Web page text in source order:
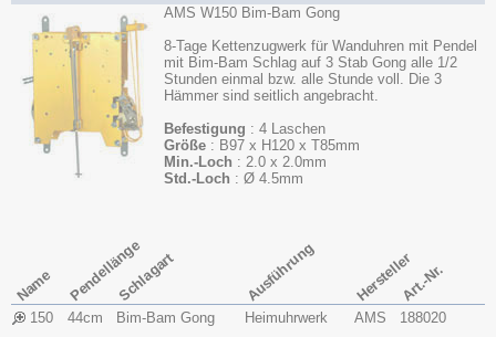
AMS W150 Bim-Bam Gong
8-Tage Kettenzugwerk für Wanduhren mit Pendel
mit Bim-Bam Schlag auf 3 Stab Gong alle 1/2
Stunden einmal bzw. alle Stunde voll. Die 3
Hämmer sind seitlich angebracht.
Befestigung : 4 Laschen
Größe : B97 x H120 x T85mm
Min.-Loch : 2.0 x 2.0mm
Std.-Loch : Ø 4.5mm
Name PendellängeSchlagart Ausführung HerstellerArt.-Nr.
150 44cm Bim-Bam Gong Heimuhrwerk AMS 188020